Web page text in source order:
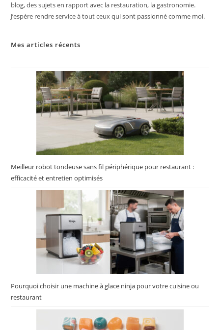
blog, des sujets en rapport avec la restauration, la gastronomie.
J’espère rendre service à tout ceux qui sont passionné comme moi.
Mes articles récents
Meilleur robot tondeuse sans fil périphérique pour restaurant :
efficacité et entretien optimisés
Pourquoi choisir une machine à glace ninja pour votre cuisine ou
restaurant